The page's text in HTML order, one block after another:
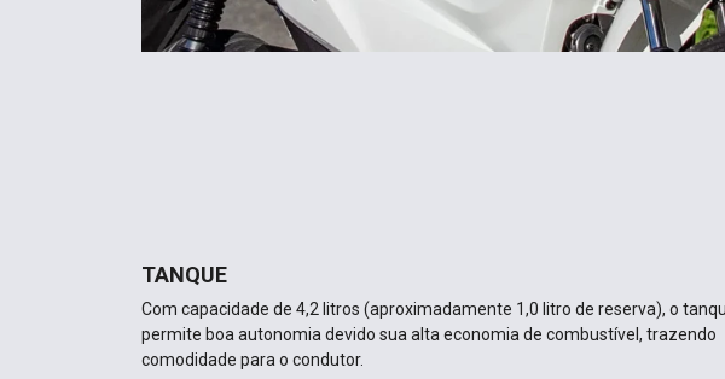
TANQUE
Com capacidade de 4,2 litros (aproximadamente 1,0 litro de reserva), o
permite boa autonomia devido sua alta economia de combustível, trazendo
comodidade para o condutor.